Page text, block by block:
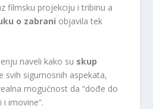
filmsku projekciju i tribinu a
o zabrani objavila tek
naveli kako su skup
svih sigurnosnih aspekata,
mogućnost da “dođe do
imovine”.